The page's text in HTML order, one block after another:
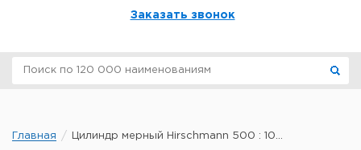
Заказать звонок
Главная Цилиндр мерный Hirschmann 500 : 10...